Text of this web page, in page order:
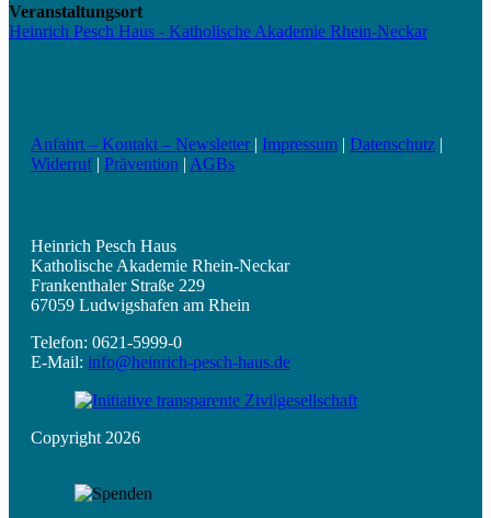
Veranstaltungsort
Heinrich Pesch Haus - Katholische Akademie Rhein-Neckar
Anfahrt – Kontakt – Newsletter | Impressum | Datenschutz |
Widerruf| Prävention | AGBs
Heinrich Pesch Haus
Katholische Akademie Rhein-Neckar
Frankenthaler Straße 229
67059 Ludwigshafen am Rhein
Telefon: 0621-5999-0
E-Mail: info@heinrich-pesch-haus.de
Copyright 2026